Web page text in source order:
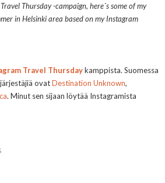
Thursday -campaign, here´s some of my
in Helsinki area based on my Instagram
Travel Thursdaykamppista. Suomessa
ovatDestination Unknown,
. Minut sen sijaan löytää Instagramista